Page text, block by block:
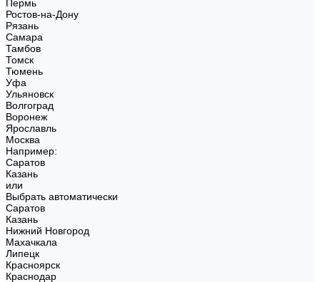
Пермь
Ростов-на-Дону
Рязань
Самара
Тамбов
Томск
Тюмень
Уфа
Ульяновск
Волгоград
Воронеж
Ярославль
Москва
Например:
Саратов
Казань
или
Выбрать автоматически
Саратов
Казань
Нижний Новгород
Махачкала
Липецк
Красноярск
Краснодар